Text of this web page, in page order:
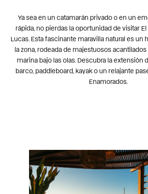
Ya sea en un catamarán privado o en un
rápida, no pierdas la oportunidad de visitar
Lucas. Esta fascinante maravilla natural es un
la zona, rodeada de majestuosos
marina bajo las olas. Descubra la extensión
barco, paddleboard, kayak o un relajante
Enamorados